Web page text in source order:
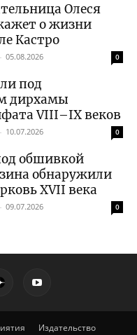
Олеся
о жизни
Кастро
- 05.08.2026 0
под
дирхамы
VIII–IX веков
- 10.07.2026 0
обшивкой
обнаружили
XVII века
- 09.07.2026 0
Издательство